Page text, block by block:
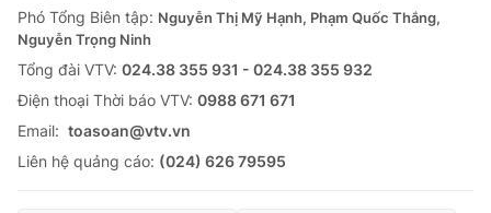
Phó Tổng Biên tập: Nguyễn Thị Mỹ Hạnh, Phạm Quốc Thắng,
Nguyễn Trọng Ninh
Tổng đài VTV: 024.38 355 931 - 024.38 355 932
Ðiện thoại Thời báo VTV: 0988 671 671
Email: toasoan@vtv.vn
Liên hệ quảng cáo: (024) 626 79595